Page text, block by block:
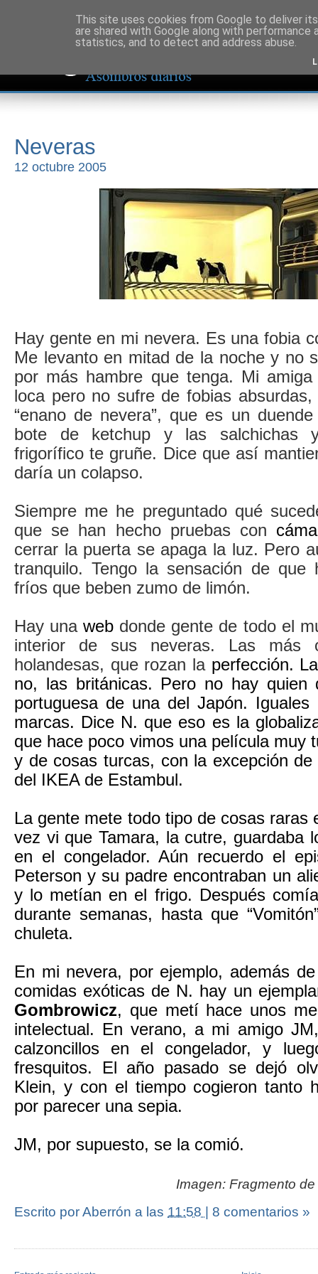
Neveras
12 octubre 2005
Hay gente en mi nevera. Es una fobia
Me levanto en mitad de la noche y no
por más hambre que tenga. Mi
loca pero no sufre de fobias
“enano de nevera”, que es un
bote de ketchup y las salchichas
frigorífico te gruñe. Dice que así
daría un colapso.
Siempre me he preguntado qué
que se han hecho pruebas con
cerrar la puerta se apaga la luz. Pero
tranquilo. Tengo la sensación de que
fríos que beben zumo de limón.
Hay unaweb donde gente de todo el
interior de sus neveras. Las más
holandesas, que rozan la perfección.
no, las británicas. Pero no hay quien
portuguesa de una del Japón. Iguales
marcas. Dice N. que eso es la
que hace poco vimos una película muy
y de cosas turcas, con la excepción
del IKEA de Estambul.
La gente mete todo tipo de cosas raras
vez vi que Tamara, la cutre, guardaba
en el congelador. Aún recuerdo el
Peterson y su padre encontraban un
y lo metían en el frigo. Después
durante semanas, hasta que
chuleta.
En mi nevera, por ejemplo, además
comidas exóticas de N. hay un
Gombrowicz, que metí hace unos
intelectual. En verano, a mi amigo JM
calzoncillos en el congelador, y
fresquitos. El año pasado se dejó
Klein, y con el tiempo cogieron tanto
por parecer una sepia.
JM, por supuesto, se la comió.
Imagen: Fragmento
Escrito por Aberrón a las 11:58 | 8 comentarios »
This site uses cookies from Google to deliver
are shared with Google along with
statistics, and to detect and address abuse.